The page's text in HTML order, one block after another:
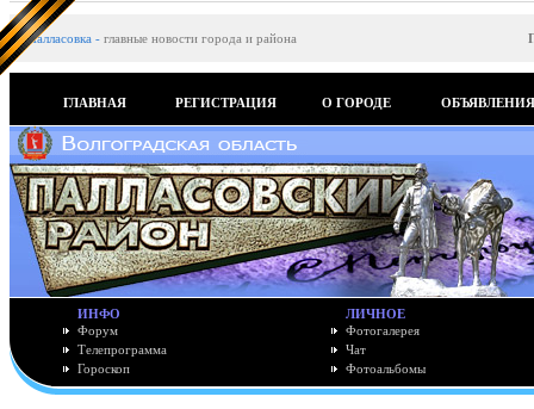
Палласовка - главные новости города и района
ГЛАВНАЯ РЕГИСТРАЦИЯ О ГОРОДЕ ОБЪЯВЛЕНИЯ
ИНФО
Форум
Телепрограмма
Гороскоп
ЛИЧНОЕ
Фотогалерея
Чат
Фотоальбомы